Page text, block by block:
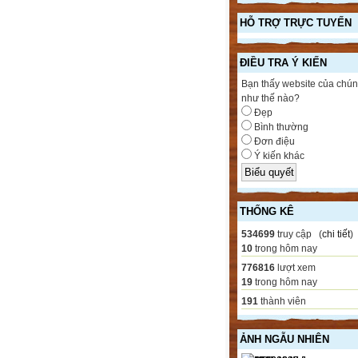
HỖ TRỢ TRỰC TUYẾN
ĐIỀU TRA Ý KIẾN
Bạn thấy website của
như thế nào?
Đẹp
Bình thường
Đơn điệu
Ý kiến khác
THỐNG KÊ
534699 truy cập (chi tiết)
10 trong hôm nay
776816 lượt xem
19 trong hôm nay
191 thành viên
ẢNH NGẪU NHIÊN